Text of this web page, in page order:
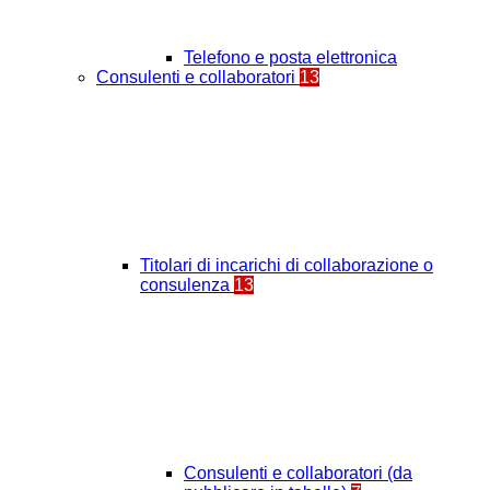
Telefono e posta elettronica
Consulenti e collaboratori 13
Titolari di incarichi di collaborazione o
consulenza 13
Consulenti e collaboratori (da